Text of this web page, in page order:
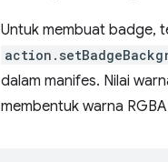
Untuk membuat badge,
dalam manifes. Nilai
membentuk warna